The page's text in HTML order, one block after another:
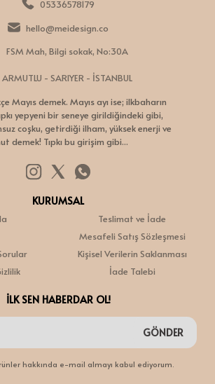
05336578179
hello@meidesign.co
FSM Mah, Bilgi sokak, No:30A
ARMUTLU - SARIYER - İSTANBUL
Mayıs demek. Mayıs ayı ise; ilkbaharın
yepyeni bir seneye girildiğindeki gibi,
coşku, getirdiği ilham, yüksek enerji ve
demek! Tıpkı bu girişim gibi...
KURUMSAL
Teslimat ve İade
Mesafeli Satış Sözleşmesi
Kişisel Verilerin Saklanması
İade Talebi
İLK SEN HABERDAR OL!
GÖNDER
hakkında e-mail almayı kabul ediyorum.